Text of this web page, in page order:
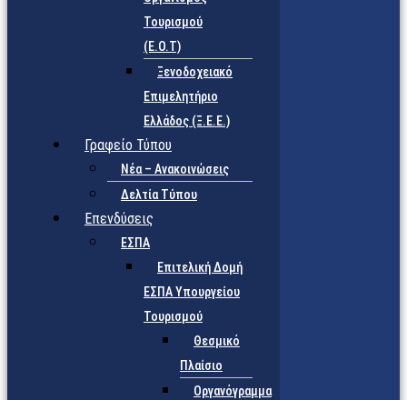
Τουρισμού
(Ε.Ο.Τ)
Ξενοδοχειακό
Επιμελητήριο
Ελλάδος (Ξ.Ε.Ε.)
Γραφείο Τύπου
Νέα – Ανακοινώσεις
Δελτία Τύπου
Επενδύσεις
ΕΣΠΑ
Επιτελική Δομή
ΕΣΠΑ Υπουργείου
Τουρισμού
Θεσμικό
Πλαίσιο
Οργανόγραμμα